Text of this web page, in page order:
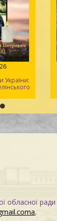
України:
обласної ради
,